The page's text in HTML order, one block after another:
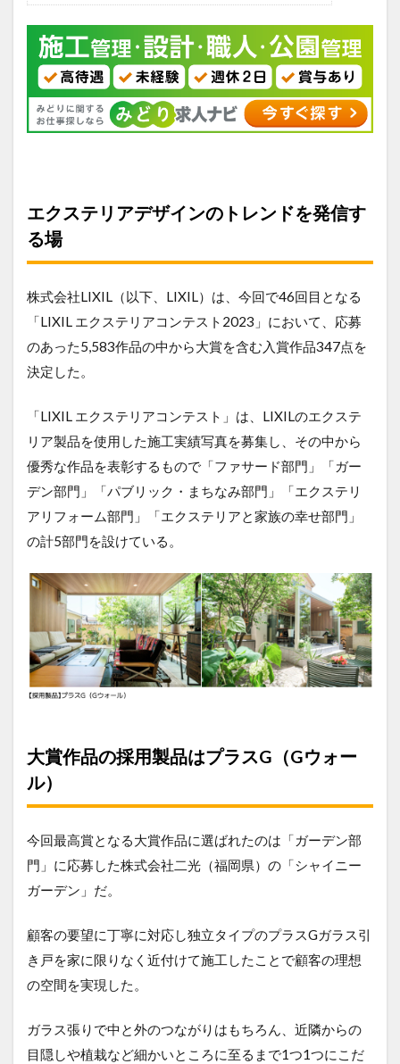
エクステリアデザインのトレンドを発信す
る場
株式会社LIXIL（以下、LIXIL）は、今回で46回目となる
「LIXIL エクステリアコンテスト2023」において、応募
のあった5,583作品の中から大賞を含む入賞作品347点を
決定した。
「LIXIL エクステリアコンテスト」は、LIXILのエクステ
リア製品を使用した施工実績写真を募集し、その中から
優秀な作品を表彰するもので「ファサード部門」「ガー
デン部門」「パブリック・まちなみ部門」「エクステリ
アリフォーム部門」「エクステリアと家族の幸せ部門」
の計5部門を設けている。
大賞作品の採用製品はプラスG（Gウォー
ル）
今回最高賞となる大賞作品に選ばれたのは「ガーデン部
門」に応募した株式会社二光（福岡県）の「シャイニー
ガーデン」だ。
顧客の要望に丁寧に対応し独立タイプのプラスGガラス引
き戸を家に限りなく近付けて施工したことで顧客の理想
の空間を実現した。
ガラス張りで中と外のつながりはもちろん、近隣からの
目隠しや植栽など細かいところに至るまで1つ1つにこだ